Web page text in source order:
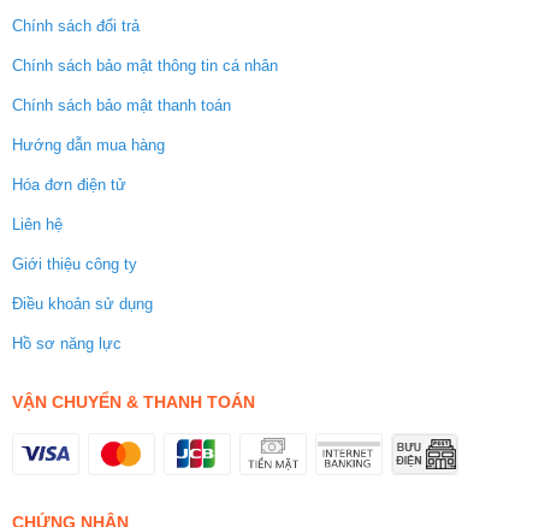
Chính sách đổi trả
Chính sách bảo mật thông tin cá nhân
Chính sách bảo mật thanh toán
Hướng dẫn mua hàng
Hóa đơn điện tử
Liên hệ
Giới thiệu công ty
Điều khoản sử dụng
Hồ sơ năng lực
VẬN CHUYỂN & THANH TOÁN
CHỨNG NHẬN